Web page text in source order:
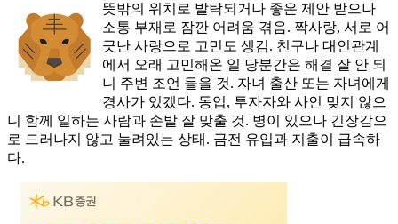
뜻밖의 위치로 발탁되거나 좋은 제안 받으나
소통 부재로 잠깐 어려움 겪음. 짝사랑, 서로 어
긋난 사랑으로 고민도 생김. 친구나 대인관계
에서 오래 고민해온 일 당분간은 해결 잘 안 되
니 주변 조언 들을 것. 자녀 출산 또는 자녀에게
경사가 있겠다. 동업, 투자자와 사인 맞지 않으
니 함께 일하는 사람과 손발 잘 맞출 것. 병이 있으나 긴장감으
로 드러나지 않고 눌려있는 상태. 금전 유입과 지출이 급속하
다.